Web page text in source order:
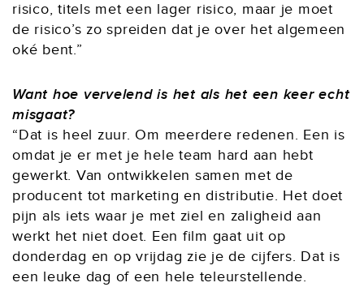
risico, titels met een lager risico, maar je moet
de risico’s zo spreiden dat je over het algemeen
oké bent.”
Want hoe vervelend is het als het een keer echt
misgaat?
“Dat is heel zuur. Om meerdere redenen. Een is
omdat je er met je hele team hard aan hebt
gewerkt. Van ontwikkelen samen met de
producent tot marketing en distributie. Het doet
pijn als iets waar je met ziel en zaligheid aan
werkt het niet doet. Een film gaat uit op
donderdag en op vrijdag zie je de cijfers. Dat is
een leuke dag of een hele teleurstellende.